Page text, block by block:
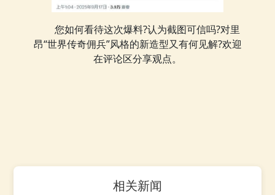
您如何看待这次爆料?认为截图可信吗?对里
昂“世界传奇佣兵”风格的新造型又有何见解?欢迎
在评论区分享观点。
相关新闻